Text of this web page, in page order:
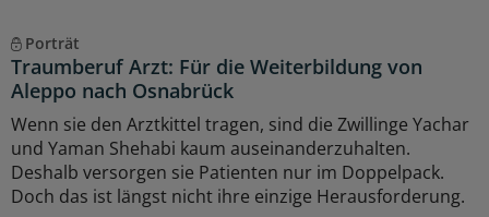
Porträt
Traumberuf Arzt: Für die Weiterbildung von
Aleppo nach Osnabrück
Wenn sie den Arztkittel tragen, sind die Zwillinge Yachar
und Yaman Shehabi kaum auseinanderzuhalten.
Deshalb versorgen sie Patienten nur im Doppelpack.
Doch das ist längst nicht ihre einzige Herausforderung.